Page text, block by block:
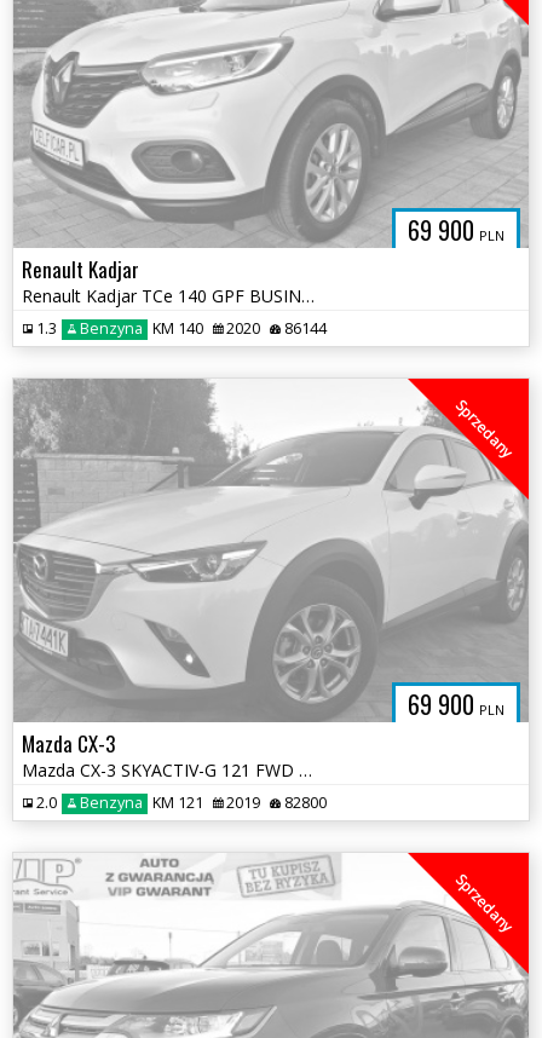
69 900 PLN
Renault Kadjar
Renault Kadjar TCe 140 GPF BUSINESS EDITION
1.3 Benzyna KM 140 2020 86144
69 900 PLN
Sprzedany
Mazda CX-3
Mazda CX-3 SKYACTIV-G 121 FWD Sports-Line
2.0 Benzyna KM 121 2019 82800
Sprzedany